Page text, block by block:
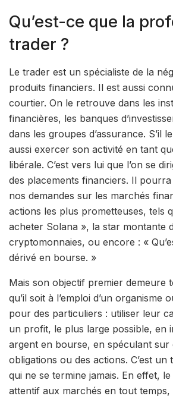
Qu’est-ce que la
trader ?
Le trader est un spécialiste de la
produits financiers. Il est aussi
courtier. On le retrouve dans les
financières, les banques
dans les groupes d’assurance. S’il
aussi exercer son activité en tant
libérale. C’est vers lui que l’on se
des placements financiers. Il
nos demandes sur les marchés
actions les plus prometteuses, tels
acheter Solana », la star montante
cryptomonnaies, ou encore : «
dérivé en bourse. »
Mais son objectif premier demeure
qu’il soit à l’emploi d’un organisme
pour des particuliers : utiliser leur
un profit, le plus large possible, en
argent en bourse, en spéculant sur
obligations ou des actions. C’est un
qui ne se termine jamais. En effet,
attentif aux marchés en tout temps,